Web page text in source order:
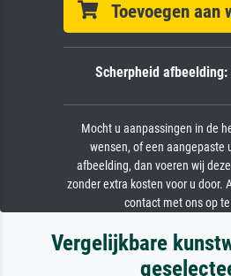
Toevoegen aan
Scherpheid afbeelding:
Mocht u aanpassingen in de
wensen, of een aangepaste
afbeelding, dan voeren wij
zonder extra kosten voor u door.
contact met ons op
Vergelijkbare